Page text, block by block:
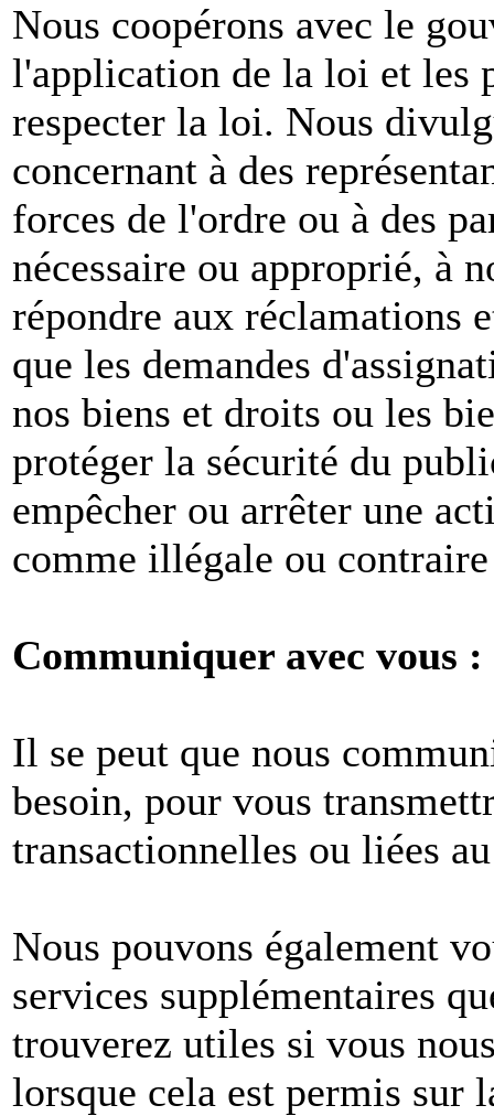
Nous coopérons avec le
l'application de la loi et les
respecter la loi. Nous
concernant à des
forces de l'ordre ou à des
nécessaire ou approprié, à
répondre aux réclamations
que les demandes
nos biens et droits ou les
protéger la sécurité du
empêcher ou arrêter une
comme illégale ou
Communiquer avec vous :
Il se peut que nous
besoin, pour vous
transactionnelles ou liées
Nous pouvons également
services supplémentaires
trouverez utiles si vous
lorsque cela est permis sur